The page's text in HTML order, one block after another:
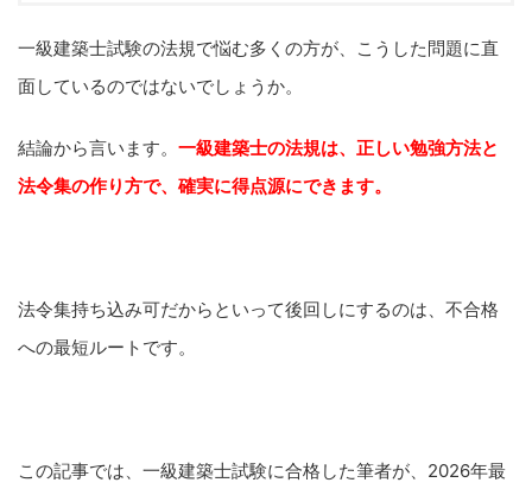
一級建築士試験の法規で悩む多くの方が、こうした問題に直
面しているのではないでしょうか。
結論から言います。 一級建築士の法規は、正しい勉強方法と
法令集の作り方で、確実に得点源にできます。
法令集持ち込み可だからといって後回しにするのは、不合格
への最短ルートです。
この記事では、一級建築士試験に合格した筆者が、2026年最